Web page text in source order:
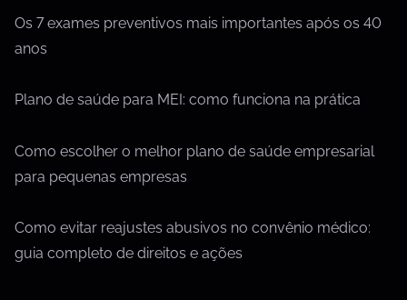
Os 7 exames preventivos mais importantes após os 40
anos
Plano de saúde para MEI: como funciona na prática
Como escolher o melhor plano de saúde empresarial
para pequenas empresas
Como evitar reajustes abusivos no convênio médico:
guia completo de direitos e ações